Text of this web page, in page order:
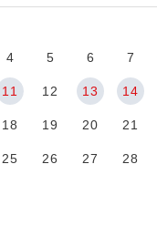
4 5 6 7
11 12 13 14
18 19 20 21
25 26 27 28